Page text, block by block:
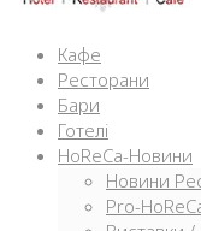
Кафе
Ресторани
Бари
Готелі
HoReCa-Новини
Новини
Pro-